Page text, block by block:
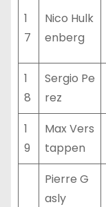
1
7
Nico Hulk
enberg
1
8
Sergio Pe
rez
1
9
Max Vers
tappen
Pierre G
asly